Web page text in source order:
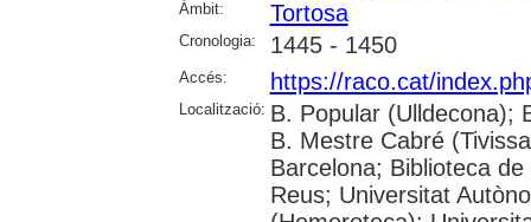
Àmbit:
Tortosa
Cronologia: 1445 - 1450
Accés: https://raco.cat/
Localització: B. Popular (Ulldecona);
B. Mestre Cabré
Barcelona; Biblioteca
Reus; Universitat